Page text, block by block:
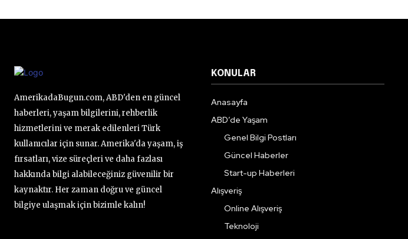
AmerikadaBugun.com, ABD'den en güncel
haberleri, yaşam bilgilerini, rehberlik
hizmetlerini ve merak edilenleri Türk
kullanıcılar için sunar. Amerika'da yaşam, iş
fırsatları, vize süreçleri ve daha fazlası
hakkında bilgi alabileceğiniz güvenilir bir
kaynaktır. Her zaman doğru ve güncel
bilgiye ulaşmak için bizimle kalın!
KONULAR
Anasayfa
ABD’de Yaşam
Genel Bilgi Postları
Güncel Haberler
Start-up Haberleri
Alışveriş
Online Alışveriş
Teknoloji